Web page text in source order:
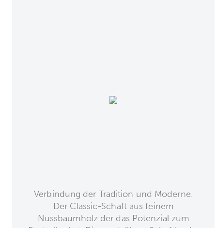
Verbindung der Tradition und Moderne.
Der Classic-Schaft aus feinem
Nussbaumholz der das Potenzial zum